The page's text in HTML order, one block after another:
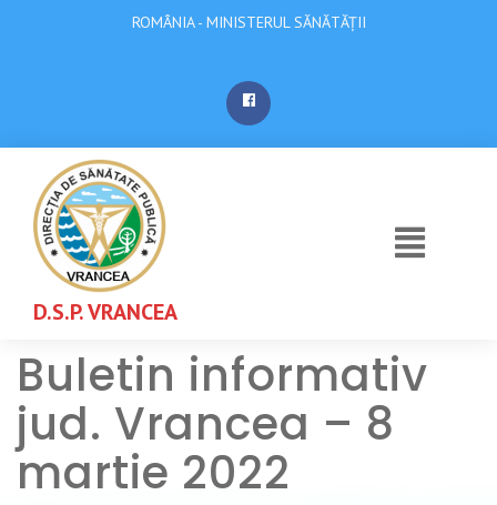
ROMÂNIA - MINISTERUL SĂNĂTĂȚII
D.S.P. VRANCEA
Buletin informativ
jud. Vrancea – 8
martie 2022